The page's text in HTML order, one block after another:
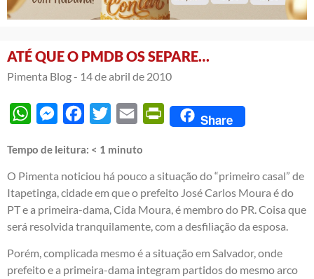
ATÉ QUE O PMDB OS SEPARE…
Pimenta Blog - 14 de abril de 2010
WhatsAppMessengerFacebook
Twitter Email PrintFriendly
Share
Tempo de leitura: < 1 minuto
O Pimenta noticiou há pouco a situação do “primeiro casal” de
Itapetinga, cidade em que o prefeito José Carlos Moura é do
PT e a primeira-dama, Cida Moura, é membro do PR. Coisa que
será resolvida tranquilamente, com a desfiliação da esposa.
Porém, complicada mesmo é a situação em Salvador, onde
prefeito e a primeira-dama integram partidos do mesmo arco